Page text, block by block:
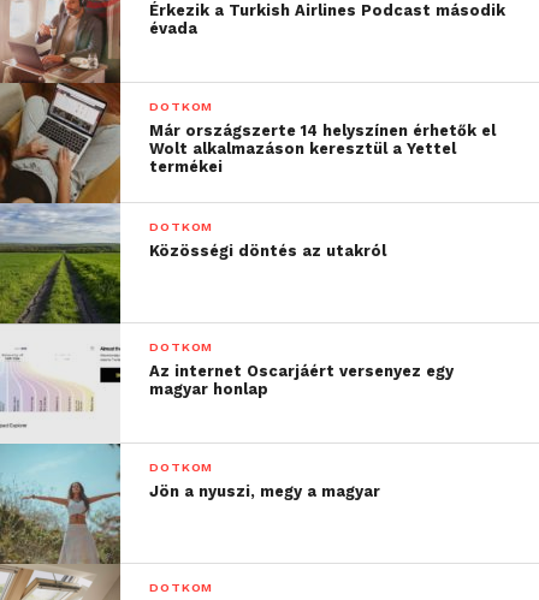
Érkezik a Turkish Airlines Podcast második
évada
DOTKOM
Már országszerte 14 helyszínen érhetők el
Wolt alkalmazáson keresztül a Yettel
termékei
DOTKOM
Közösségi döntés az utakról
DOTKOM
Az internet Oscarjáért versenyez egy
magyar honlap
DOTKOM
Jön a nyuszi, megy a magyar
DOTKOM